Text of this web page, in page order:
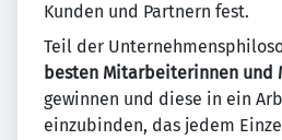
Kunden und Partnern fest.
Teil der
besten Mitarbeiterinnen und
gewinnen und diese in ein
einzubinden, das jedem